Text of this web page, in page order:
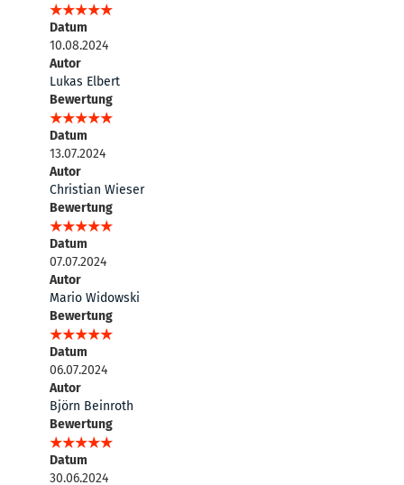
Datum
10.08.2024
Autor
Lukas Elbert
Bewertung
Datum
13.07.2024
Autor
Christian Wieser
Bewertung
Datum
07.07.2024
Autor
Mario Widowski
Bewertung
Datum
06.07.2024
Autor
Björn Beinroth
Bewertung
Datum
30.06.2024